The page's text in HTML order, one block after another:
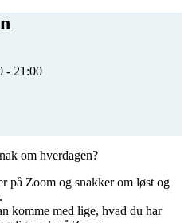
- 21:00
om hverdagen?
på Zoom og snakker om løst og
komme med lige, hvad du har